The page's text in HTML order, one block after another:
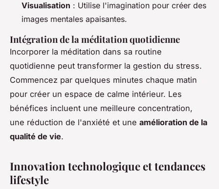
Visualisation : Utilise l'imagination pour créer des
images mentales apaisantes.
Intégration de la méditation quotidienne
Incorporer la méditation dans sa routine
quotidienne peut transformer la gestion du stress.
Commencez par quelques minutes chaque matin
pour créer un espace de calme intérieur. Les
bénéfices incluent une meilleure concentration,
une réduction de l'anxiété et une amélioration de la
qualité de vie.
Innovation technologique et tendances
lifestyle